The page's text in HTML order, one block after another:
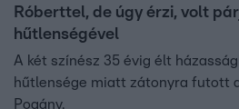
Róberttel, de úgy érzi, volt
hűtlenségével
A két színész 35 évig élt
hűtlensége miatt zátonyra futott
Pogány.